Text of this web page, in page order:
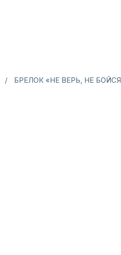
/ БРЕЛОК «НЕ ВЕРЬ, НЕ